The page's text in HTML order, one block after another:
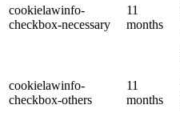
cookielawinfo-
checkbox-necessary
11
months
cookielawinfo-
checkbox-others
11
months